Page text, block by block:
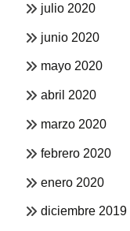
julio 2020
junio 2020
mayo 2020
abril 2020
marzo 2020
febrero 2020
enero 2020
diciembre 2019